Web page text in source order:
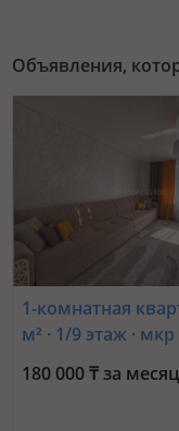
Объявления,
1-комнатная
м² · 1/9 этаж ·
Восток 15 —
көшесі 15
180 000 ₸ за месяц